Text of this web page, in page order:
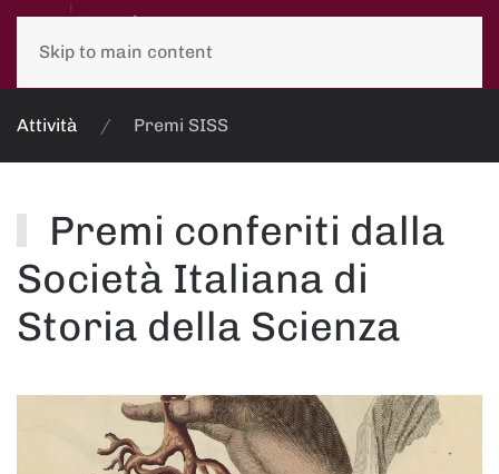
Skip to main content
Attività Premi SISS
Premi conferiti dalla
Società Italiana di
Storia della Scienza